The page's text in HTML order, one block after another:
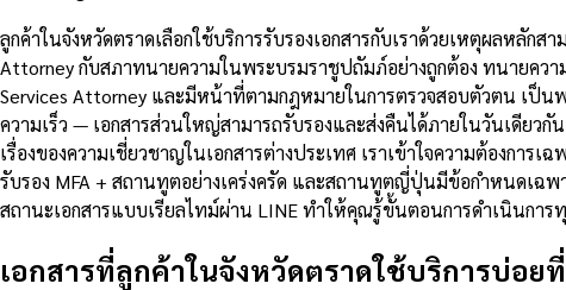
ลูกค้าในจังหวัดตราดเลือกใช้บริการรับรองเอกสารกับเราด้วยเหตุผลหลั
Attorney กับสภาทนายความในพระบรมราชูปถัมภ์อย่างถูกต้อง ทนายคว
Services Attorney และมีหน้าที่ตามกฎหมายในการตรวจสอบตัวตน เป็น
ความเร็ว — เอกสารส่วนใหญ่สามารถรับรองและส่งคืนได้ภายในวันเดียวกั
เรื่องของความเชี่ยวชาญในเอกสารต่างประเทศ เราเข้าใจความต้องก
รับรอง MFA + สถานทูตอย่างเคร่งครัด และสถานทูตญี่ปุ่นมีข้อกำหนดเฉพ
สถานะเอกสารแบบเรียลไทม์ผ่าน LINE ทำให้คุณรู้ขั้นตอนการดำเนินกา
เอกสารที่ลูกค้าในจังหวัดตราดใช้บริการบ่อย